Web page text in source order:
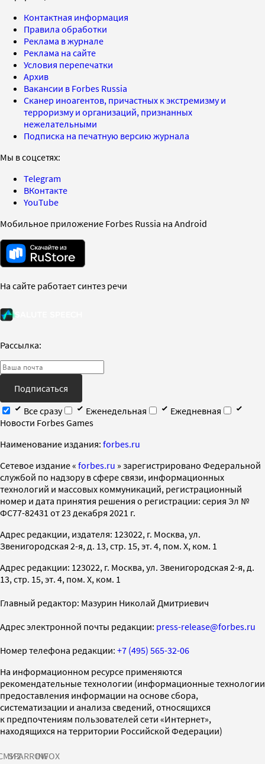
Контактная информация
Правила обработки
Реклама в журнале
Реклама на сайте
Условия перепечатки
Архив
Вакансии в Forbes Russia
Сканер иноагентов, причастных к экстремизму и
терроризму и организаций, признанных
нежелательными
Подписка на печатную версию журнала
Мы в соцсетях:
Telegram
ВКонтакте
YouTube
Мобильное приложение Forbes Russia на Android
На сайте работает синтез речи
Рассылка:
Подписаться
Все сразу
Еженедельная
Ежедневная
Новости Forbes Games
Наименование издания: forbes.ru
Cетевое издание « forbes.ru » зарегистрировано Федеральной
службой по надзору в сфере связи, информационных
технологий и массовых коммуникаций, регистрационный
номер и дата принятия решения о регистрации: серия Эл №
ФС77-82431 от 23 декабря 2021 г.
Адрес редакции, издателя: 123022, г. Москва, ул.
Звенигородская 2-я, д. 13, стр. 15, эт. 4, пом. X, ком. 1
Адрес редакции: 123022, г. Москва, ул. Звенигородская 2-я, д.
13, стр. 15, эт. 4, пом. X, ком. 1
Главный редактор: Мазурин Николай Дмитриевич
Адрес электронной почты редакции: press-release@forbes.ru
Номер телефона редакции: +7 (495) 565-32-06
На информационном ресурсе применяются
рекомендательные технологии (информационные технологии
предоставления информации на основе сбора,
систематизации и анализа сведений, относящихся
к предпочтениям пользователей сети «Интернет»,
находящихся на территории Российской Федерации)
SPARROWINFOX